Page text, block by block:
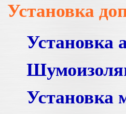
Установка
Установка
Установка